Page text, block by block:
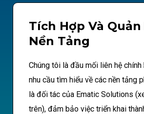
Tích Hợp Và Quản
Nền Tảng
Chúng tôi là đầu mối liên hệ
nhu cầu tìm hiểu về các nền tảng
là đối tác của Ematic Solutions
trên), đảm bảo việc triển khai